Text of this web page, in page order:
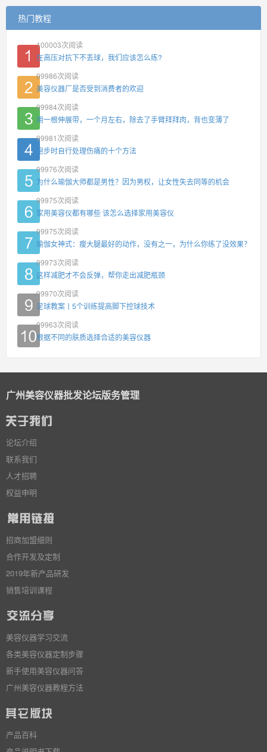
热门教程
100003次阅读
在高压对抗下不丢球，我们应该怎么练?
99986次阅读
美容仪器厂是否受到消费者的欢迎
99984次阅读
用一根伸展带，一个月左右，除去了手臂拜拜肉，背也变薄了
99981 次阅读
跑步时自行处理伤痛的十个方法
99976次阅读
为什么瑜伽大师都是男性？因为男权，让女性失去同等的机会
99975次阅读
家用美容仪都有哪些 该怎么选择家用美容仪
99975次阅读
瑜伽女神式：瘦大腿最好的动作，没有之一，为什么你练了没效果？
99973次阅读
这样减肥才不会反弹，帮你走出减肥瓶颈
99970次阅读
足球教案丨5个训练提高脚下控球技术
99963次阅读
根据不同的肤质选择合适的美容仪器
广州美容仪器批发论坛版务管理
论坛介绍
联系我们
人才招聘
权益申明
招商加盟细则
合作开发及定制
2019年新产品研发
销售培训课程
美容仪器学习交流
各类美容仪器定制步骤
新手使用美容仪器问答
广州美容仪器教程方法
产品百科